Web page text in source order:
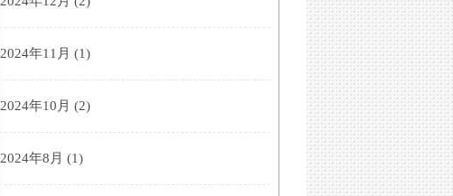
2024年11月 (1)
2024年10月 (2)
2024年8月 (1)